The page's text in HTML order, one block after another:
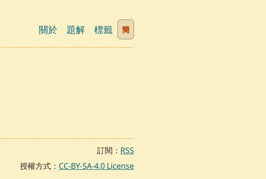
關於 題解 標籤 簡
訂閱： RSS
授權方式： CC-BY-SA-4.0 License